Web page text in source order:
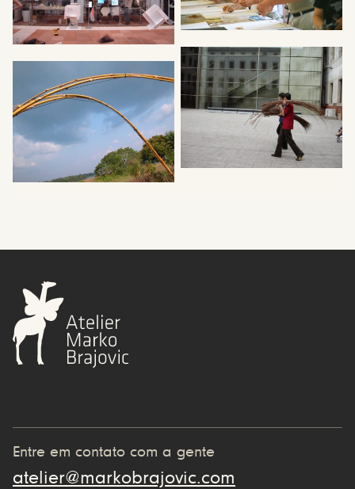
Entre em contato com a gente
atelier@markobrajovic.com